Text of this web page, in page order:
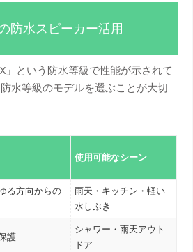
防水スピーカー活用
」という防水等級で性能が示されて
水等級のモデルを選ぶことが大切
使用可能なシーン
る方向からの
雨天・キッチン・軽い
水しぶき
護
シャワー・雨天アウト
ドア